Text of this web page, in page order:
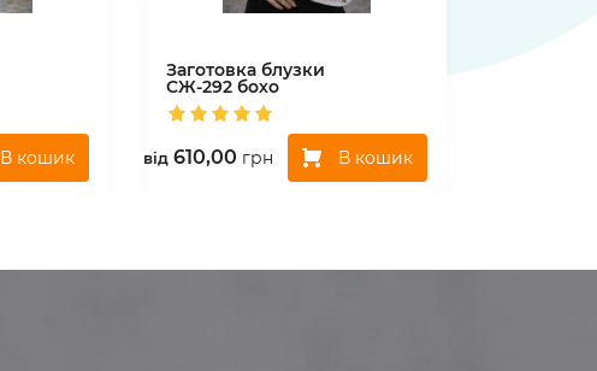
В кошик
Заготовка блузки
СЖ-292 бохо
вiд 610,00 грн В кошик